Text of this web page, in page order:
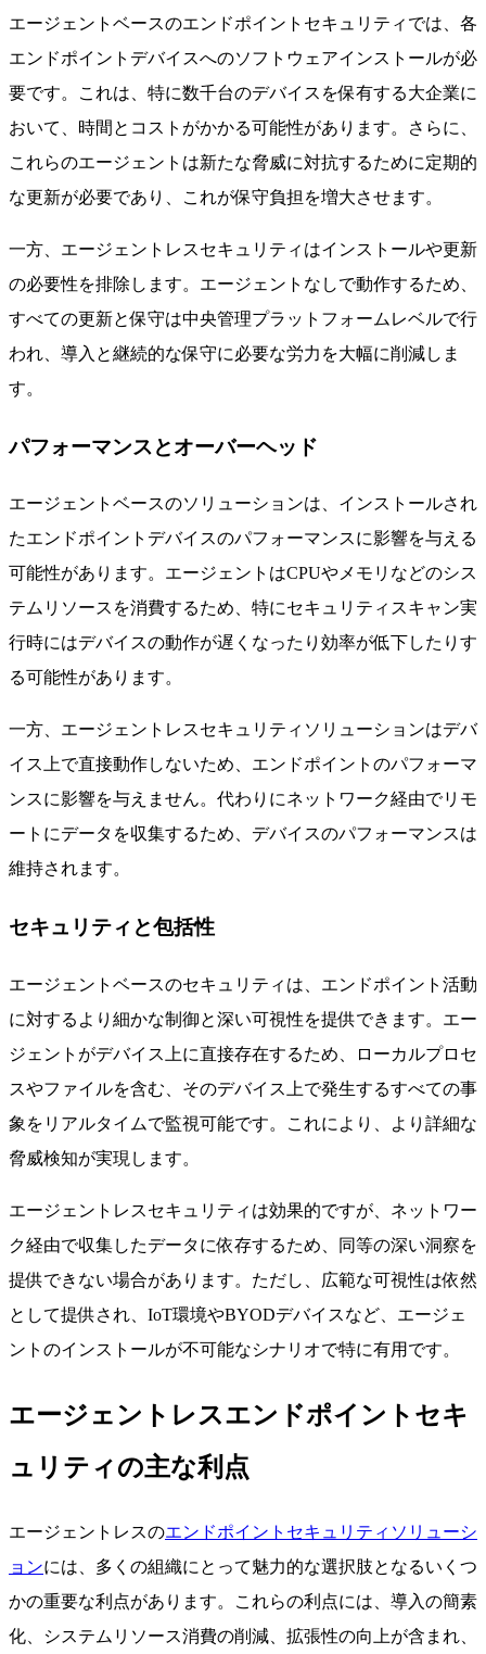
エージェントベースのエンドポイントセキュリティでは、各
エンドポイントデバイスへのソフトウェアインストールが必
要です。これは、特に数千台のデバイスを保有する大企業に
おいて、時間とコストがかかる可能性があります。さらに、
これらのエージェントは新たな脅威に対抗するために定期的
な更新が必要であり、これが保守負担を増大させます。
一方、エージェントレスセキュリティはインストールや更新
の必要性を排除します。エージェントなしで動作するため、
すべての更新と保守は中央管理プラットフォームレベルで行
われ、導入と継続的な保守に必要な労力を大幅に削減しま
す。
パフォーマンスとオーバーヘッド
エージェントベースのソリューションは、インストールされ
たエンドポイントデバイスのパフォーマンスに影響を与える
可能性があります。エージェントはCPUやメモリなどのシス
テムリソースを消費するため、特にセキュリティスキャン実
行時にはデバイスの動作が遅くなったり効率が低下したりす
る可能性があります。
一方、エージェントレスセキュリティソリューションはデバ
イス上で直接動作しないため、エンドポイントのパフォーマ
ンスに影響を与えません。代わりにネットワーク経由でリモ
ートにデータを収集するため、デバイスのパフォーマンスは
維持されます。
セキュリティと包括性
エージェントベースのセキュリティは、エンドポイント活動
に対するより細かな制御と深い可視性を提供できます。エー
ジェントがデバイス上に直接存在するため、ローカルプロセ
スやファイルを含む、そのデバイス上で発生するすべての事
象をリアルタイムで監視可能です。これにより、より詳細な
脅威検知が実現します。
エージェントレスセキュリティは効果的ですが、ネットワー
ク経由で収集したデータに依存するため、同等の深い洞察を
提供できない場合があります。ただし、広範な可視性は依然
として提供され、IoT環境やBYODデバイスなど、エージェ
ントのインストールが不可能なシナリオで特に有用です。
エージェントレスエンドポイントセキ
ュリティの主な利点
エージェントレスのエンドポイントセキュリティソリューシ
ョンには、多くの組織にとって魅力的な選択肢となるいくつ
かの重要な利点があります。これらの利点には、導入の簡素
化、システムリソース消費の削減、拡張性の向上が含まれ、